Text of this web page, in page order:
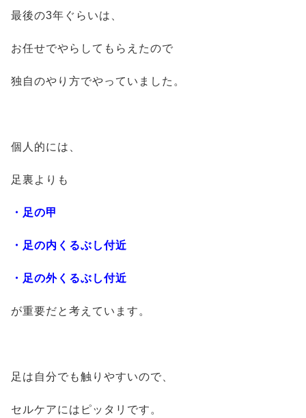
最後の3年ぐらいは、
お任せでやらしてもらえたので
独自のやり方でやっていました。
個人的には、
足裏よりも
・足の甲
・足の内くるぶし付近
・足の外くるぶし付近
が重要だと考えています。
足は自分でも触りやすいので、
セルケアにはピッタリです。